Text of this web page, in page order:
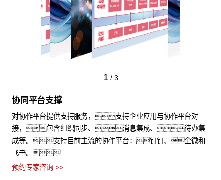
1 / 3
协同平台支撑
对协作平台提供支持服务，支持企业应用与协作平台对
接，包含组织同步、消息集成、待办集
成等。支持目前主流的协作平台：钉钉、企微和
飞书。
预约专家咨询 >>